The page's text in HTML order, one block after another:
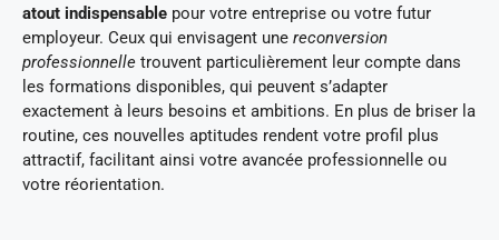
atout indispensable pour votre entreprise ou votre futur
employeur. Ceux qui envisagent une reconversion
professionnelle trouvent particulièrement leur compte dans
les formations disponibles, qui peuvent s’adapter
exactement à leurs besoins et ambitions. En plus de briser la
routine, ces nouvelles aptitudes rendent votre profil plus
attractif, facilitant ainsi votre avancée professionnelle ou
votre réorientation.